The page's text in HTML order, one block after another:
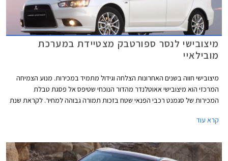
מיצובישי לנסר ספורטבק מצטיידת במערכת
מובילאיי
מיצובישי חווה בשנים האחרונות הצלחה וגידול מתמיד במכירות. מנוע הצמיחה
המרכזי הוא מיצובישי אאוטלנדר מהדור הנוכחי שטיפס אל פסגת טבלת
המכירות של סגמנט רכבי הפנאי שטח בזכות תמורה גבוהה למחיר. לקראת שנת
מצויידת במנוע 1.8 ליטר המפיק 140 כ"ס ומשודך לתיבת הילוכים אוטומטית
רציפה (CVT). תיבת הילוכים זו מאפשרת גם בחירה ידנית מבין שישה יחסי
קרא עוד